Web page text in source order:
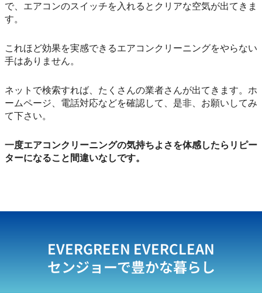
で、エアコンのスイッチを入れるとクリアな空気が出てきま
す。
これほど効果を実感できるエアコンクリーニングをやらない
手はありません。
ネットで検索すれば、たくさんの業者さんが出てきます。ホ
ームページ、電話対応などを確認して、是非、お願いしてみ
て下さい。
一度エアコンクリーニングの気持ちよさを体感したらリピー
ターになること間違いなしです。
EVERGREEN EVERCLEAN
センジョーで豊かな暮らし